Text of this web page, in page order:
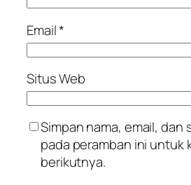
Email*
Situs Web
Simpan nama, email, dan
pada peramban ini untuk
berikutnya.